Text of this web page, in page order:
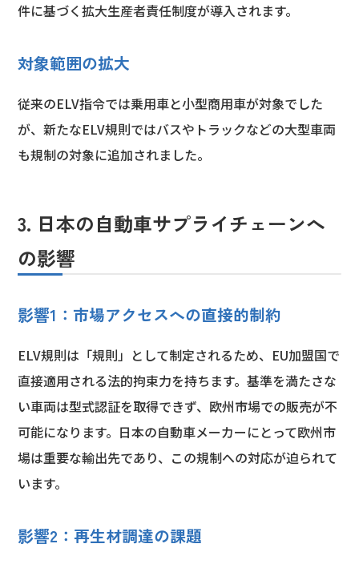
件に基づく拡大生産者責任制度が導入されます。
対象範囲の拡大
従来のELV指令では乗用車と小型商用車が対象でした
が、新たなELV規則ではバスやトラックなどの大型車両
も規制の対象に追加されました。
3. 日本の自動車サプライチェーンへ
の影響
影響1：市場アクセスへの直接的制約
ELV規則は「規則」として制定されるため、EU加盟国で
直接適用される法的拘束力を持ちます。基準を満たさな
い車両は型式認証を取得できず、欧州市場での販売が不
可能になります。日本の自動車メーカーにとって欧州市
場は重要な輸出先であり、この規制への対応が迫られて
います。
影響2：再生材調達の課題